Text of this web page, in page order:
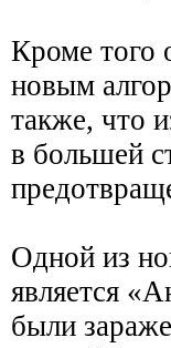
Кроме того
новым
также, что
в большей
Одной из
является
были